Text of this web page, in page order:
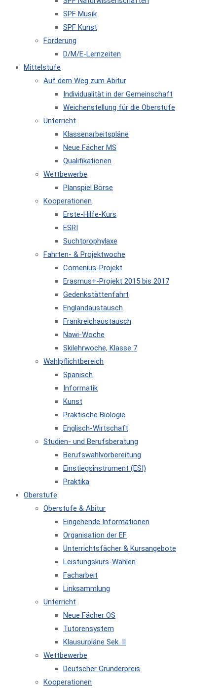
SPF Musik
SPF Kunst
Förderung
D/M/E-Lernzeiten
Mittelstufe
Auf dem Weg zum Abitur
Individualität in der Gemeinschaft
Weichenstellung für die Oberstufe
Unterricht
Klassenarbeitspläne
Neue Fächer MS
Qualifikationen
Wettbewerbe
Planspiel Börse
Kooperationen
Erste-Hilfe-Kurs
ESRI
Suchtprophylaxe
Fahrten- & Projektwoche
Comenius-Projekt
Erasmus+-Projekt 2015 bis 2017
Gedenkstättenfahrt
Englandaustausch
Frankreichaustausch
Nawi-Woche
Skilehrwoche, Klasse 7
Wahlpflichtbereich
Spanisch
Informatik
Kunst
Praktische Biologie
Englisch-Wirtschaft
Studien- und Berufsberatung
Berufswahlvorbereitung
Einstiegsinstrument (ESI)
Praktika
Oberstufe
Oberstufe & Abitur
Eingehende Informationen
Organisation der EF
Unterrichtsfächer & Kursangebote
Leistungskurs-Wahlen
Facharbeit
Linksammlung
Unterricht
Neue Fächer OS
Tutorensystem
Klausurpläne Sek. II
Wettbewerbe
Deutscher Gründerpreis
Kooperationen